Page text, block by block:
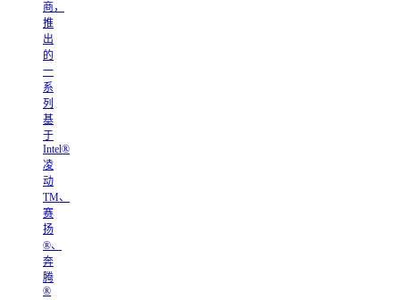
商，
推
出
的
一
系
列
基
于
Intel®
凌
动
TM、
赛
扬
®、
奔
腾
®